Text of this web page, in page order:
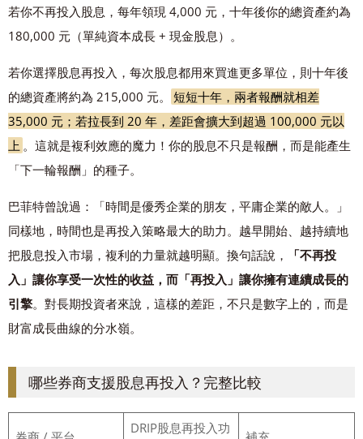
若你不再投入股息，每年領現 4,000 元，十年後你的總資產約為
180,000 元（單純資本成長 + 現金股息）。
若你選擇股息再投入，每次股息都用來買進更多單位，則十年後
的總資產將約為 215,000 元。
短短十年，兩者報酬就相差
35,000 元；若拉長到 20 年，差距會擴大到超過 100,000 元以
上 。這就是複利效應的魔力！你的股息不只是報酬，而是能產生
「下一輪報酬」的種子。
巴菲特曾說過：「時間是優秀企業的朋友，平庸企業的敵人。」
同樣地，時間也是再投入策略最大的助力。越早開始、越持續地
把股息投入市場，複利的力量就越明顯。換句話說，
「不再投
入」讓你享受一次性的收益，而「再投入」讓你擁有連續成長的
引擎。對長期投資者來說，這樣的差距，不只是數字上的，而是
財富成長曲線的分水嶺。
哪些券商支援股息再投入？完整比較
DRIP股息再投入功